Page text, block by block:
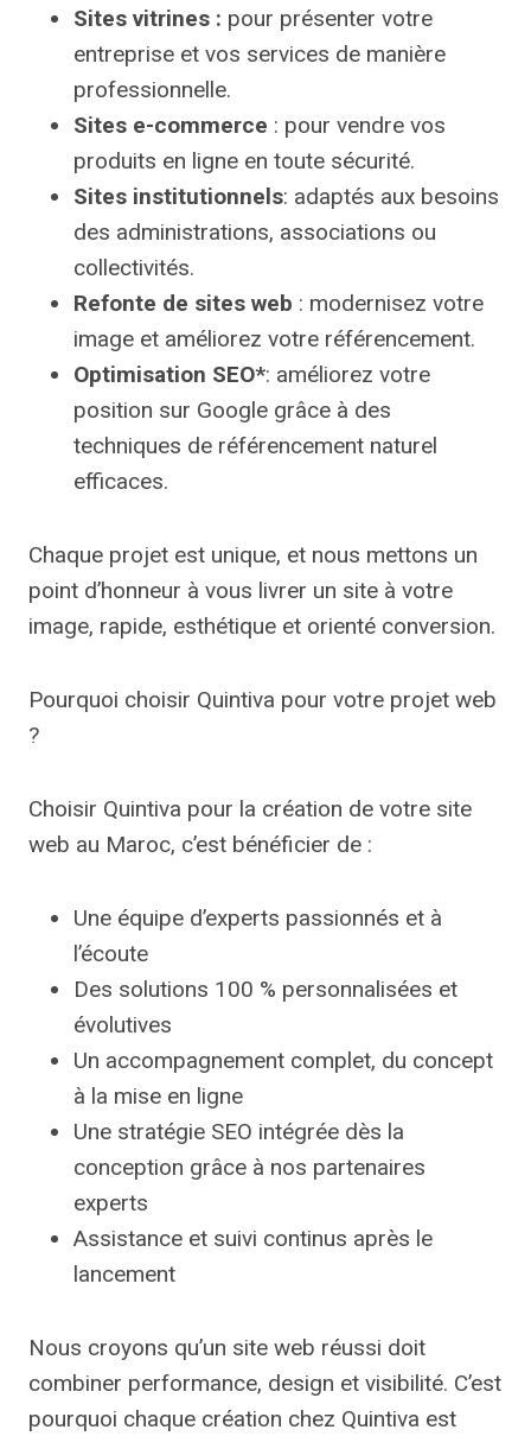
Sites vitrines : pour présenter votre
entreprise et vos services de manière
professionnelle.
Sites e-commerce : pour vendre vos
produits en ligne en toute sécurité.
Sites institutionnels: adaptés aux besoins
des administrations, associations ou
collectivités.
Refonte de sites web : modernisez votre
image et améliorez votre référencement.
Optimisation SEO*: améliorez votre
position sur Google grâce à des
techniques de référencement naturel
efficaces.
Chaque projet est unique, et nous mettons un
point d’honneur à vous livrer un site à votre
image, rapide, esthétique et orienté conversion.
Pourquoi choisir Quintiva pour votre projet web
?
Choisir Quintiva pour la création de votre site
web au Maroc, c’est bénéficier de :
Une équipe d’experts passionnés et à
l’écoute
Des solutions 100 % personnalisées et
évolutives
Un accompagnement complet, du concept
à la mise en ligne
Une stratégie SEO intégrée dès la
conception grâce à nos partenaires
experts
Assistance et suivi continus après le
lancement
Nous croyons qu’un site web réussi doit
combiner performance, design et visibilité. C’est
pourquoi chaque création chez Quintiva est